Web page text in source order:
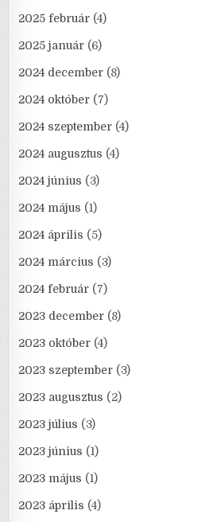
2025 február (4)
2025 január (6)
2024 december (8)
2024 október (7)
2024 szeptember (4)
2024 augusztus (4)
2024 június (3)
2024 május (1)
2024 április (5)
2024 március (3)
2024 február (7)
2023 december (8)
2023 október (4)
2023 szeptember (3)
2023 augusztus (2)
2023 július (3)
2023 június (1)
2023 május (1)
2023 április (4)